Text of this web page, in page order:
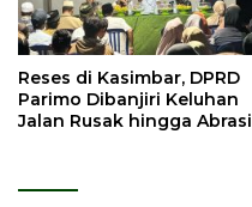
Reses di Kasimbar, DPRD
Parimo Dibanjiri Keluhan
Jalan Rusak hingga Abrasi